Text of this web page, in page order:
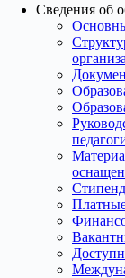
Сведения об